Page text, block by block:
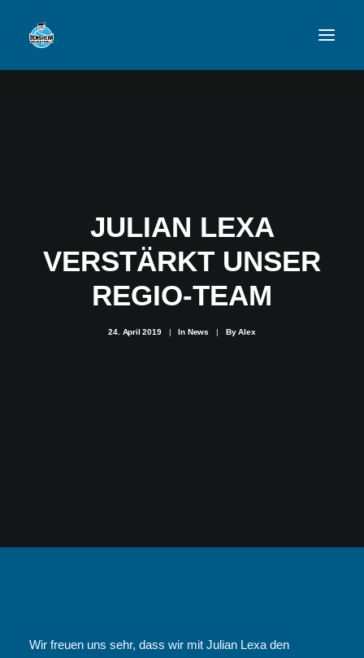
FAN-SHOP
VFL BENSHEIM
JULIAN LEXA
VERSTÄRKT UNSER
REGIO-TEAM
24. April 2019 | In News | ByAlex
Wir freuen uns sehr, dass wir mit Julian Lexa den